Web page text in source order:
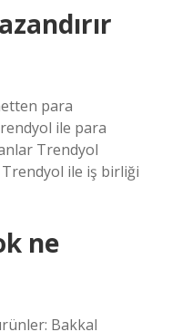
para
ile para
Trendyol
ile iş birliği
ne
Bakkal